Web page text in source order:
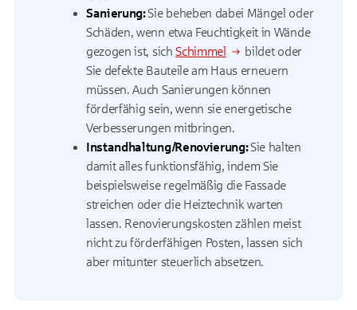
Sanierung:Sie beheben dabei Mängel oder
Schäden, wenn etwa Feuchtigkeit in Wände
gezogen ist, sichSchimmel
bildet oder
Sie defekte Bauteile am Haus erneuern
müssen. Auch Sanierungen können
förderfähig sein, wenn sie energetische
Verbesserungen mitbringen.
Instandhaltung/Renovierung:Sie halten
damit alles funktionsfähig, indem Sie
beispielsweise regelmäßig die Fassade
streichen oder die Heiztechnik warten
lassen. Renovierungskosten zählen meist
nicht zu förderfähigen Posten, lassen sich
aber mitunter steuerlich absetzen.